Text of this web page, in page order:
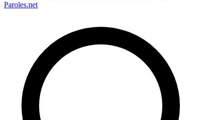
Paroles.net